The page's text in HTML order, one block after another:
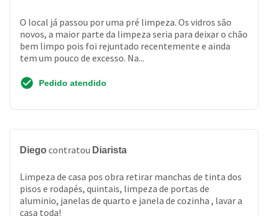
O local já passou por uma pré limpeza. Os vidros são
novos, a maior parte da limpeza seria para deixar o chão
bem limpo pois foi rejuntado recentemente e ainda
tem um pouco de excesso. Na...
Pedido atendido
Diego contratou Diarista
Limpeza de casa pos obra retirar manchas de tinta dos
pisos e rodapés, quintais, limpeza de portas de
aluminio, janelas de quarto e janela de cozinha , lavar a
casa toda!